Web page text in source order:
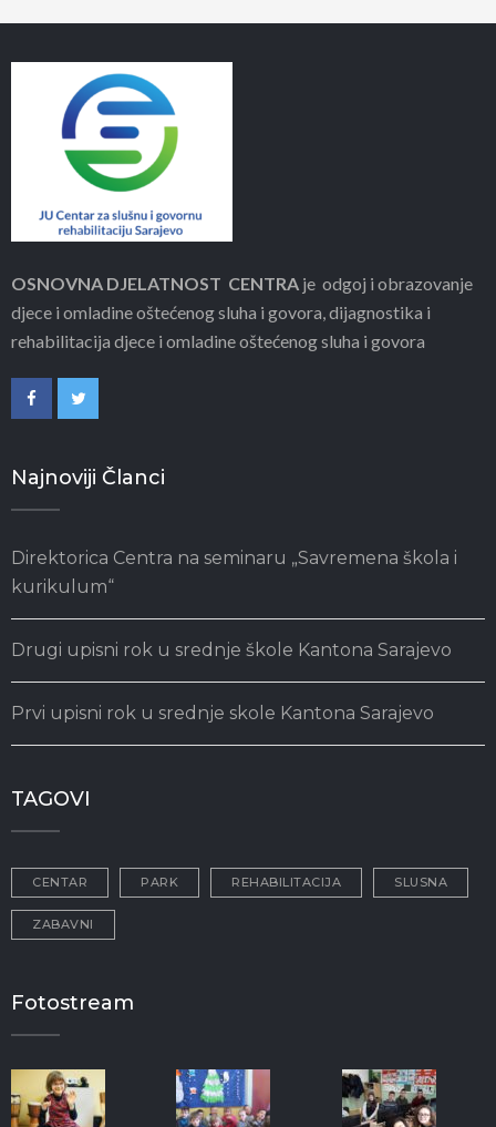
OSNOVNA DJELATNOST CENTRA je odgoj i obrazovanje
djece i omladine oštećenog sluha i govora, dijagnostika i
rehabilitacija djece i omladine oštećenog sluha i govora
Najnoviji Članci
Direktorica Centra na seminaru „Savremena škola i
kurikulum“
Drugi upisni rok u srednje škole Kantona Sarajevo
Prvi upisni rok u srednje skole Kantona Sarajevo
TAGOVI
CENTAR PARK REHABILITACIJA SLUSNA
ZABAVNI
Fotostream